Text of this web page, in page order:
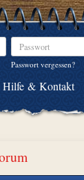
Passwort
Passwort vergessen?
Hilfe & Kontakt